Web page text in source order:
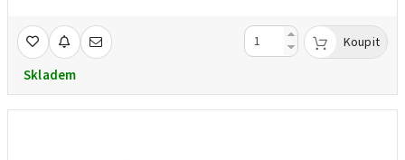
Skladem
Koupit